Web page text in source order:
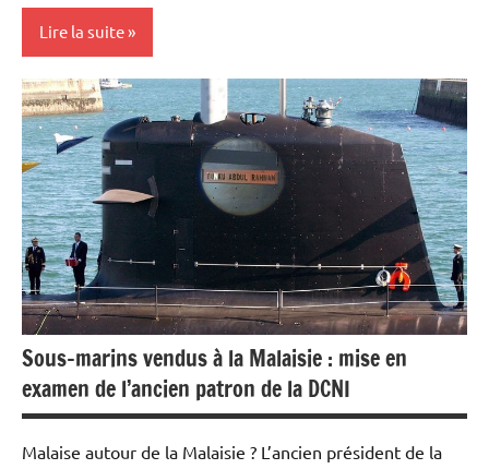
Lire la suite
Actualités
Economie
Energies
Matières
premières
Sous-marins vendus à la Malaisie : mise en
examen de l’ancien patron de la DCNI
Malaise autour de la Malaisie ? L’ancien président de la